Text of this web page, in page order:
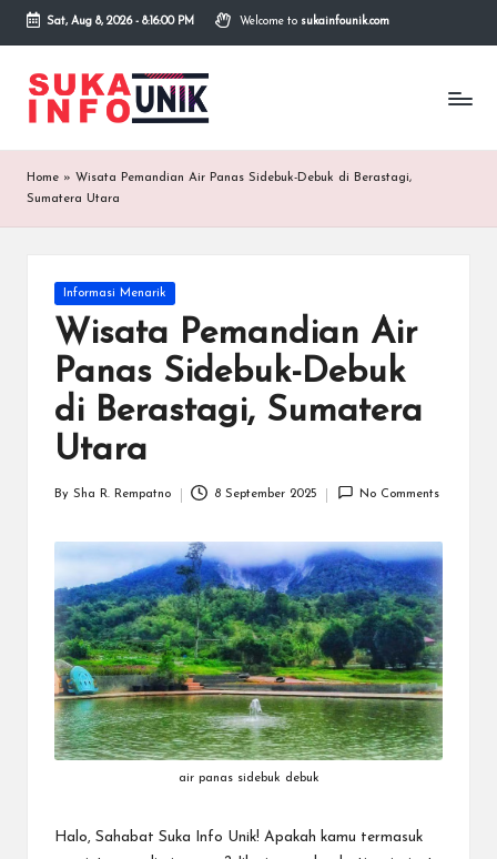
Skip
content
Sat, Aug 8, 2026- 8:16:00 PM Welcome to sukainfounik.com
S
u
k
a
Info
Unik,
Batas.
Home » Wisata Pemandian Air Panas Sidebuk-Debuk di Berastagi,
Sumatera Utara
Posted
in
Informasi Menarik
Wisata Pemandian Air
Panas Sidebuk-Debuk
di Berastagi, Sumatera
Utara
By Sha R. Rempatno 8 September 2025 No Comments
air panas sidebuk debuk
Halo, Sahabat Suka Info Unik! Apakah kamu termasuk